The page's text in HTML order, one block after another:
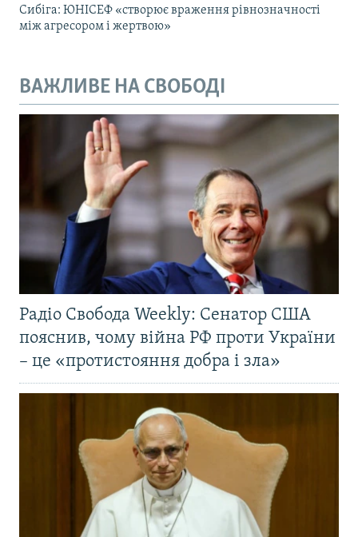
Сибіга: ЮНІСЕФ «створює враження рівнозначності
між агресором і жертвою»
ВАЖЛИВЕ НА СВОБОДІ
Радіо Свобода Weekly: Сенатор США
пояснив, чому війна РФ проти України
– це «протистояння добра і зла»